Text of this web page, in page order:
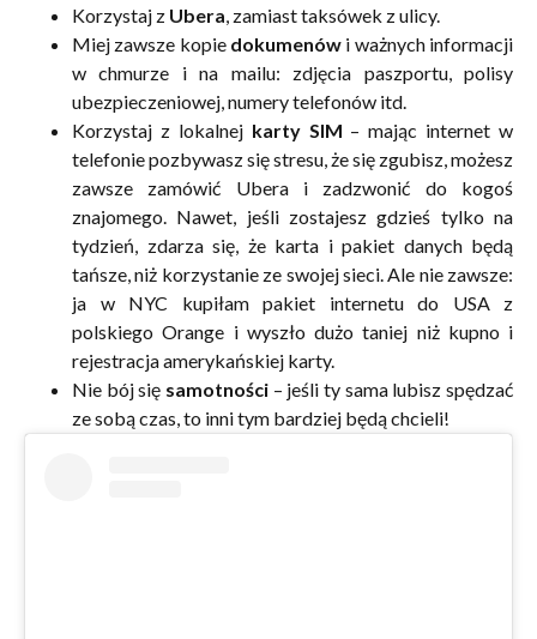
Korzystaj z Ubera, zamiast taksówek z ulicy.
Miej zawsze kopie dokumenów i ważnych informacji
w chmurze i na mailu: zdjęcia paszportu, polisy
ubezpieczeniowej, numery telefonów itd.
Korzystaj z lokalnej karty SIM – mając internet w
telefonie pozbywasz się stresu, że się zgubisz, możesz
zawsze zamówić Ubera i zadzwonić do kogoś
znajomego. Nawet, jeśli zostajesz gdzieś tylko na
tydzień, zdarza się, że karta i pakiet danych będą
tańsze, niż korzystanie ze swojej sieci. Ale nie zawsze:
ja w NYC kupiłam pakiet internetu do USA z
polskiego Orange i wyszło dużo taniej niż kupno i
rejestracja amerykańskiej karty.
Nie bój się samotności – jeśli ty sama lubisz spędzać
ze sobą czas, to inni tym bardziej będą chcieli!